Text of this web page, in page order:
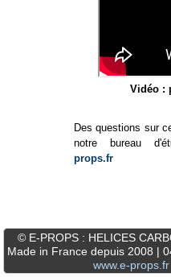
Vidéo :
Des questions sur
notre bureau
props.fr
© E-PROPS : HELICES
Made in France depuis 2008 |
www.e-props.fr